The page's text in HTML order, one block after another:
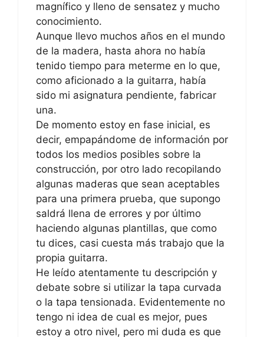
magnífico y lleno de sensatez y mucho
conocimiento.
Aunque llevo muchos años en el mundo
de la madera, hasta ahora no había
tenido tiempo para meterme en lo que,
como aficionado a la guitarra, había
sido mi asignatura pendiente, fabricar
una.
De momento estoy en fase inicial, es
decir, empapándome de información por
todos los medios posibles sobre la
construcción, por otro lado recopilando
algunas maderas que sean aceptables
para una primera prueba, que supongo
saldrá llena de errores y por último
haciendo algunas plantillas, que como
tu dices, casi cuesta más trabajo que la
propia guitarra.
He leído atentamente tu descripción y
debate sobre si utilizar la tapa curvada
o la tapa tensionada. Evidentemente no
tengo ni idea de cual es mejor, pues
estoy a otro nivel, pero mi duda es que